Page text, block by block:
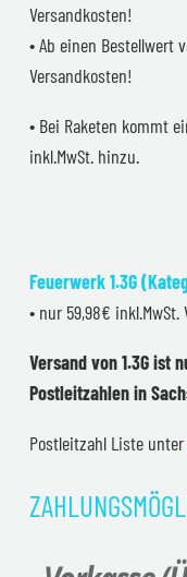
Versandkosten!
• Ab einen Bestellwert
Versandkosten!
• Bei Raketen kommt
inkl.MwSt. hinzu.
Feuerwerk 1.3G
• nur 59,98€ inkl.MwSt.
Versand von 1.3G ist
Postleitzahlen in
Postleitzahl Liste unter